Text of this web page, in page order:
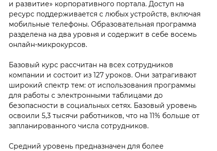
и развитие» корпоративного портала. Доступ на
ресурс поддерживается с любых устройств, включая
мобильные телефоны. Образовательная программа
разделена на два уровня и содержит в себе восемь
онлайн-микрокурсов.
Базовый курс рассчитан на всех сотрудников
компании и состоит из 127 уроков. Они затрагивают
широкий спектр тем: от использования программы
для работы с электронными таблицами до
безопасности в социальных сетях. Базовый уровень
освоили 5,3 тысячи работников, что на 11% больше от
запланированного числа сотрудников.
Средний уровень предназначен для более